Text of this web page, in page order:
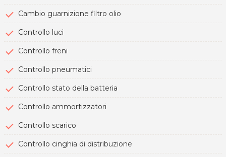
Cambio guarnizione filtro olio
Controllo luci
Controllo freni
Controllo pneumatici
Controllo stato della batteria
Controllo ammortizzatori
Controllo scarico
Controllo cinghia di distribuzione